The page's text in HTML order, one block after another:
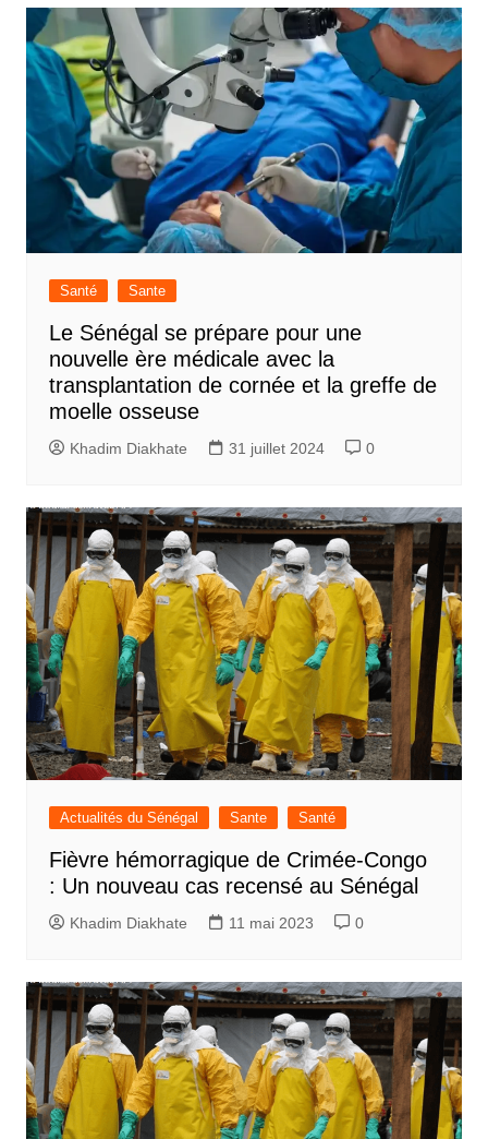
Santé Sante
Le Sénégal se prépare pour une
nouvelle ère médicale avec la
transplantation de cornée et la greffe de
moelle osseuse
Khadim Diakhate 31 juillet 2024 0
Actualités du Sénégal Sante Santé
Fièvre hémorragique de Crimée-Congo
: Un nouveau cas recensé au Sénégal
Khadim Diakhate 11 mai 2023 0